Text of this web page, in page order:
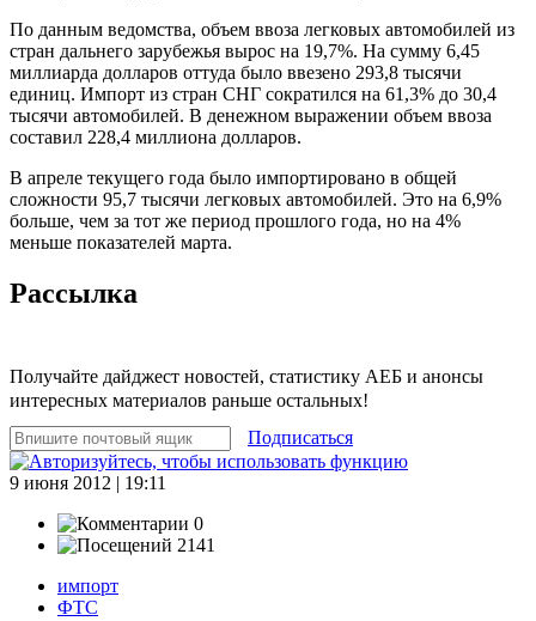
По данным ведомства, объем ввоза легковых автомобилей из
стран дальнего зарубежья вырос на 19,7%. На сумму 6,45
миллиарда долларов оттуда было ввезено 293,8 тысячи
единиц. Импорт из стран СНГ сократился на 61,3% до 30,4
тысячи автомобилей. В денежном выражении объем ввоза
составил 228,4 миллиона долларов.
В апреле текущего года было импортировано в общей
сложности 95,7 тысячи легковых автомобилей. Это на 6,9%
больше, чем за тот же период прошлого года, но на 4%
меньше показателей марта.
Рассылка
Получайте дайджест новостей, статистику АЕБ и анонсы
интересных материалов раньше остальных!
Подписаться
9 июня 2012 | 19:11
0
2141
импорт
ФТС